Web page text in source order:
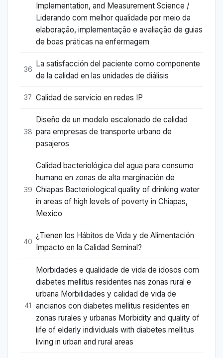
Implementation, and Measurement Science /
Liderando com melhor qualidade por meio da
elaboração, implementação e avaliação de guias
de boas práticas na enfermagem
36
La satisfacción del paciente como componente
de la calidad en las unidades de diálisis
37 Calidad de servicio en redes IP
38
Diseño de un modelo escalonado de calidad
para empresas de transporte urbano de
pasajeros
39
Calidad bacteriológica del agua para consumo
humano en zonas de alta marginación de
Chiapas Bacteriological quality of drinking water
in areas of high levels of poverty in Chiapas,
Mexico
40
¿Tienen los Hábitos de Vida y de Alimentación
Impacto en la Calidad Seminal?
41
Morbidades e qualidade de vida de idosos com
diabetes mellitus residentes nas zonas rural e
urbana Morbilidades y calidad de vida de
ancianos con diabetes mellitus residentes en
zonas rurales y urbanas Morbidity and quality of
life of elderly individuals with diabetes mellitus
living in urban and rural areas